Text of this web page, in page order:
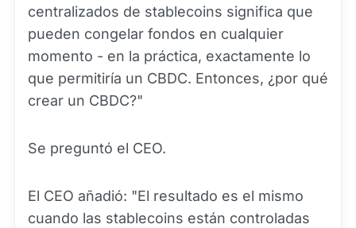
centralizados de stablecoins significa que
pueden congelar fondos en cualquier
momento - en la práctica, exactamente lo
que permitiría un CBDC. Entonces, ¿por qué
crear un CBDC?"
Se preguntó el CEO.
El CEO añadió: "El resultado es el mismo
cuando las stablecoins están controladas